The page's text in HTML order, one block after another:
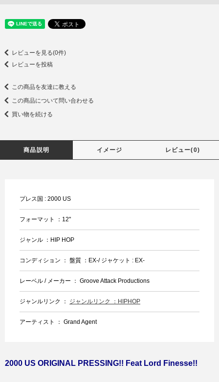
レビューを見る(0件)
レビューを投稿
この商品を友達に教える
この商品について問い合わせる
買い物を続ける
商品説明 イメージ レビュー(0)
プレス国 : 2000 US
フォーマット ：12"
ジャンル ：HIP HOP
コンディション ： 盤質 ：EX-/ ジャケット : EX-
レーベル / メーカー ： Groove Attack Productions
ジャンルリンク ： ジャンルリンク ：HIPHOP
アーティスト ： Grand Agent
2000 US ORIGINAL PRESSING!! Feat Lord Finesse!!